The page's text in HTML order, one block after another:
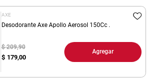
AXE
Desodorante Axe Apollo Aerosol 150Cc .
$ 179,00
$ 209,90
Agregar